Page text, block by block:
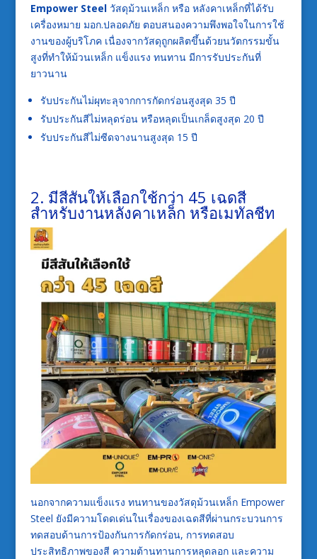
Empower Steelวัสดุม้วนเหล็ก หรือ หลังคาเหล็กที่ได้รับ
เครื่องหมาย มอก.ปลอดภัย ตอบสนองความพึงพอใจในการใช้
งานของผู้บริโภค เนื่องจากวัสดุถูกผลิตขึ้นด้วยนวัตกรรมขั้น
สูงที่ทำให้ม้วนเหล็ก แข็งแรง ทนทาน มีการรับประกันที่
ยาวนาน
รับประกันไม่ผุทะลุจากการกัดกร่อนสูงสุด 35 ปี
รับประกันสีไม่หลุดร่อน หรือหลุดเป็นเกล็ดสูงสุด 20 ปี
รับประกันสีไม่ซีดจางนานสูงสุด 15 ปี
2. มีสีสันให้เลือกใช้กว่า 45 เฉดสี
สำหรับงานหลังคาเหล็ก หรือเมทัลชีท
นอกจากความแข็งแรง ทนทานของวัสดุม้วนเหล็ก Empower
Steel ยังมีความโดดเด่นในเรื่องของเฉดสีที่ผ่านกระบวนการ
ทดสอบด้านการป้องกันการกัดกร่อน, การทดสอบ
ประสิทธิภาพของสี ความต้านทานการหลุดลอก และความ